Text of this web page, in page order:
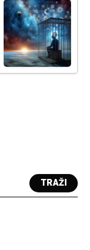
TRAŽI